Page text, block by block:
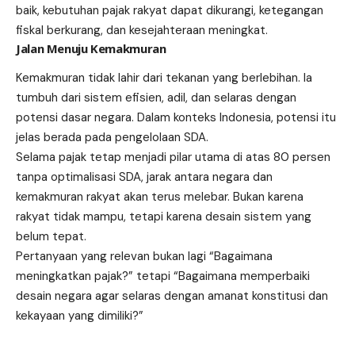
baik, kebutuhan pajak rakyat dapat dikurangi, ketegangan
fiskal berkurang, dan kesejahteraan meningkat.
Jalan Menuju Kemakmuran
Kemakmuran tidak lahir dari tekanan yang berlebihan. Ia
tumbuh dari sistem efisien, adil, dan selaras dengan
potensi dasar negara. Dalam konteks Indonesia, potensi itu
jelas berada pada pengelolaan SDA.
Selama pajak tetap menjadi pilar utama di atas 80 persen
tanpa optimalisasi SDA, jarak antara negara dan
kemakmuran rakyat akan terus melebar. Bukan karena
rakyat tidak mampu, tetapi karena desain sistem yang
belum tepat.
Pertanyaan yang relevan bukan lagi “Bagaimana
meningkatkan pajak?” tetapi “Bagaimana memperbaiki
desain negara agar selaras dengan amanat konstitusi dan
kekayaan yang dimiliki?”